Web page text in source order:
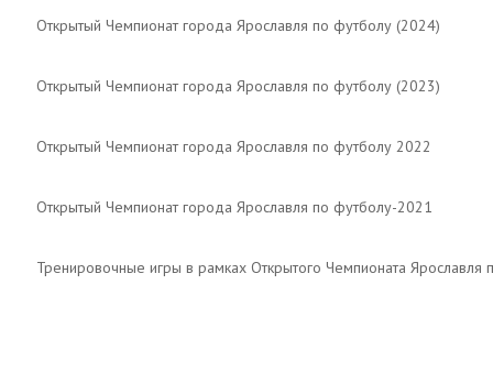
Открытый Чемпионат города Ярославля по футболу (2024)
Открытый Чемпионат города Ярославля по футболу (2023)
Открытый Чемпионат города Ярославля по футболу 2022
Открытый Чемпионат города Ярославля по футболу-2021
Тренировочные игры в рамках Открытого Чемпионата Ярославля